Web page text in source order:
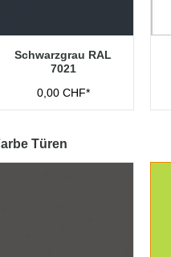
Schwarzgrau RAL
7021
0,00 CHF*
Türen